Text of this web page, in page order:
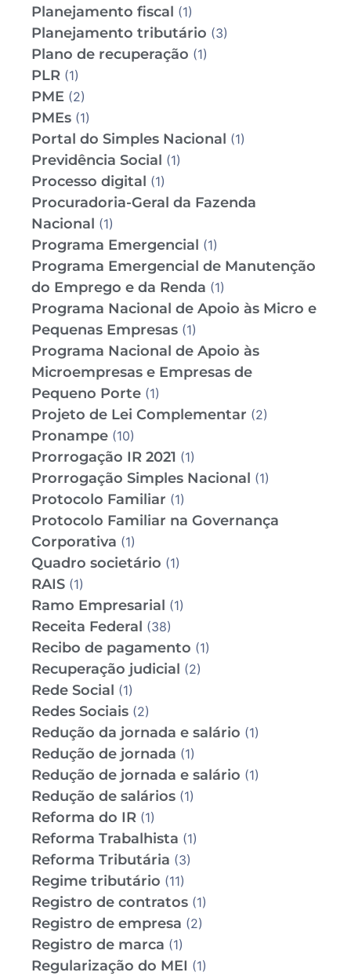
Planejamento fiscal (1)
Planejamento tributário (3)
Plano de recuperação (1)
PLR (1)
PME (2)
PMEs (1)
Portal do Simples Nacional (1)
Previdência Social (1)
Processo digital (1)
Procuradoria-Geral da Fazenda
Nacional (1)
Programa Emergencial (1)
Programa Emergencial de Manutenção
do Emprego e da Renda (1)
Programa Nacional de Apoio às Micro e
Pequenas Empresas (1)
Programa Nacional de Apoio às
Microempresas e Empresas de
Pequeno Porte (1)
Projeto de Lei Complementar (2)
Pronampe (10)
Prorrogação IR 2021 (1)
Prorrogação Simples Nacional (1)
Protocolo Familiar (1)
Protocolo Familiar na Governança
Corporativa (1)
Quadro societário (1)
RAIS (1)
Ramo Empresarial (1)
Receita Federal (38)
Recibo de pagamento (1)
Recuperação judicial (2)
Rede Social (1)
Redes Sociais (2)
Redução da jornada e salário (1)
Redução de jornada (1)
Redução de jornada e salário (1)
Redução de salários (1)
Reforma do IR (1)
Reforma Trabalhista (1)
Reforma Tributária (3)
Regime tributário (11)
Registro de contratos (1)
Registro de empresa (2)
Registro de marca (1)
Regularização do MEI (1)